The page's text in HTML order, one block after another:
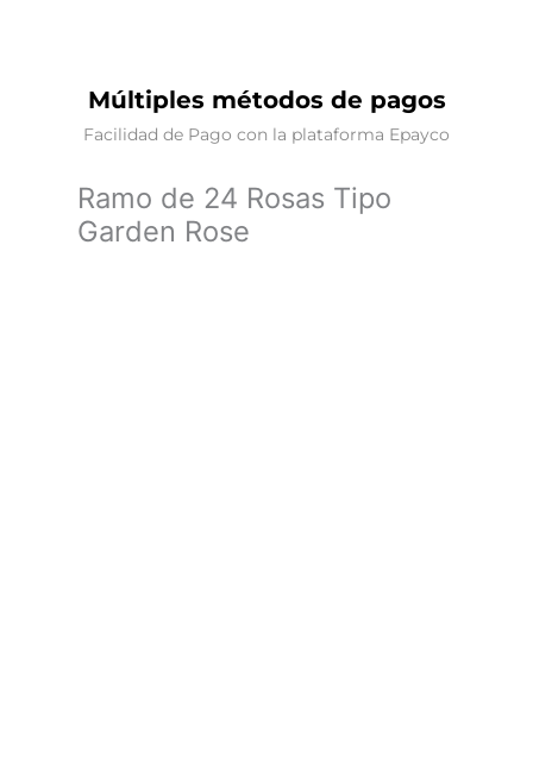
Múltiples métodos de pagos
Facilidad de Pago con la plataforma Epayco
Ramo de 24 Rosas Tipo
Garden Rose